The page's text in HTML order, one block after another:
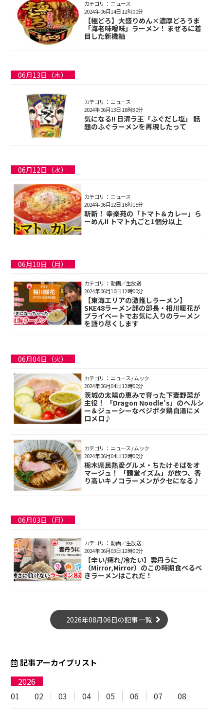
カテゴリ： ニュース
【極どろ】大盛りめん×濃厚どろうま
「海老味噌味」ラーメン！ まぜるに着
目した新機軸
2024年06月14日 12時00分
06月13日（木）
カテゴリ： ニュース
気になる!! 日清ラ王「ふぐだし塩」 話
題のふぐラーメンを再現したって
2024年06月13日 18時30分
06月12日（水）
カテゴリ： ニュース
斬新！ 幸楽苑の「トマト＆カレー」ら
ーめん!! トマト丸ごと1個分以上
2024年06月12日 16時15分
06月10日（月）
カテゴリ： 動画／生放送
【東海エリアの激推しラーメン】
SKE48ラーメン部の部長・相川暖花が
プライベートでお気に入りのラーメン
を語り尽くします
2024年06月10日 12時00分
06月04日（火）
カテゴリ： ニュース / ムック
茨城の太陽の恵みで育った下妻野菜が
主役！ 「Dragon Noodle’s」のヘルシ
ー＆ジューシーなベジポタ鶏白湯にメ
ロメロ♪
2024年06月04日 12時00分
カテゴリ： ニュース / ムック
栃木県民熱愛グルメ・ちたけそばをオ
マージュ！ 「麺堂イズム」が放つ、香
り高いキノコラーメンがクセになる♪
2024年06月04日 12時00分
06月03日（月）
カテゴリ： 動画／生放送
【辛い/痺れ/冷たい】雲丹うに
（Mirror,Mirror）のこの時期食べるべ
きラーメンはこれだ！
2024年06月03日 12時00分
2026年08月06日の記事一覧
記事アーカイブリスト
2026
01
02 03 04 05 06 07 08